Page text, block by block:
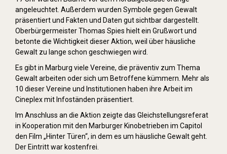
angeleuchtet. Außerdem wurden Symbole gegen Gewalt
präsentiert und Fakten und Daten gut sichtbar dargestellt.
Oberbürgermeister Thomas Spies hielt ein Grußwort und
betonte die Wichtigkeit dieser Aktion, weil über häusliche
Gewalt zu lange schon geschwiegen wird.
Es gibt in Marburg viele Vereine, die präventiv zum Thema
Gewalt arbeiten oder sich um Betroffene kümmern. Mehr als
10 dieser Vereine und Institutionen haben ihre Arbeit im
Cineplex mit Infoständen präsentiert.
Im Anschluss an die Aktion zeigte das Gleichstellungsreferat
in Kooperation mit den Marburger Kinobetrieben im Capitol
den Film „Hinter Türen“, in dem es um häusliche Gewalt geht.
Der Eintritt war kostenfrei.